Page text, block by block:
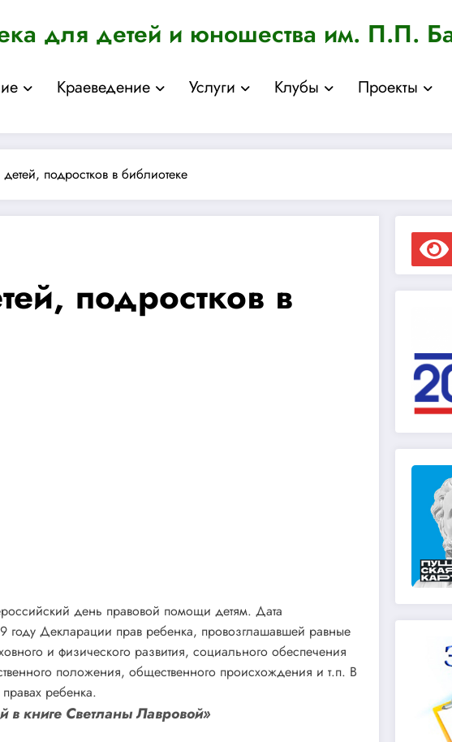
для детей и юношества им. П.П.
Краеведение Услуги Клубы Проекты
подростков в библиотеке
подростков в
день правовой помощи детям. Дата
Декларации прав ребенка, провозглашавшей равные
и физического развития, социального обеспечения
положения, общественного происхождения и т.п. В
ребенка.
в книге Светланы Лавровой»